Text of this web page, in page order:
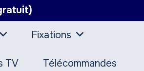
Fixations
TV Télécommandes